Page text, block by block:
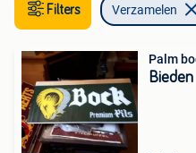
Filters Verzamelen
Bieden